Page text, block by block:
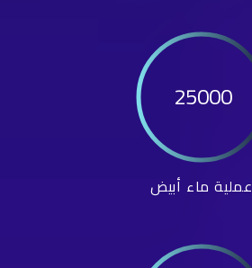
25000
عملية ماء أبيض